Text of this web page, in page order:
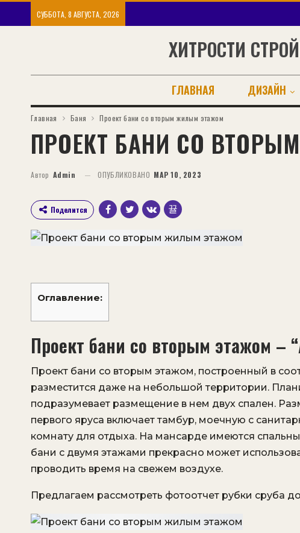
СУББОТА, 8 АВГУСТА, 2026
ХИТРОСТИ
ГЛАВНАЯ ДИЗАЙН
Главная Баня Проект бани со вторым жилым этажом
ПРОЕКТ БАНИ СО
Автор Admin ОПУБЛИКОВАНО МАР 10, 2023
Поделится
Оглавление:
Проект бани со вторым этажом –
Проект бани со вторым этажом, построенный в
разместится даже на небольшой территории.
подразумевает размещение в нем двух спален.
первого яруса включает тамбур, моечную с
комнату для отдыха. На мансарде имеются
бани с двумя этажами прекрасно может
проводить время на свежем воздухе.
Предлагаем рассмотреть фотоотчет рубки сруба